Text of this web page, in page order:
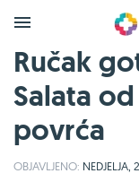
Ručak
Salata
povrća
OBJAVLJENO: NEDJELJA,